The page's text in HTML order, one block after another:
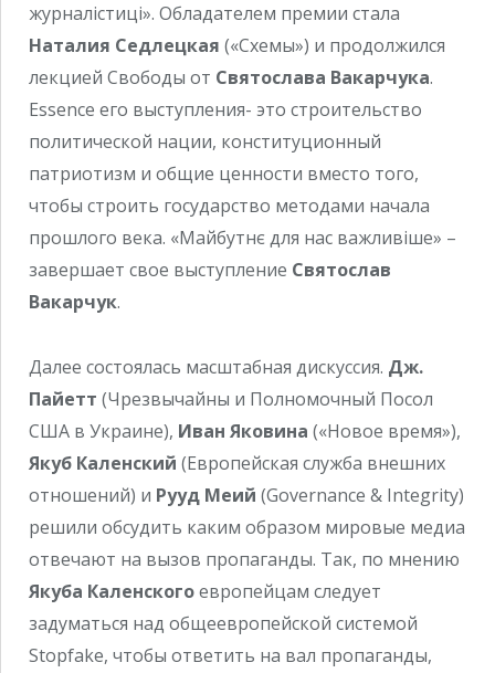
журналістиці». Обладателем премии стала
Наталия Седлецкая («Схемы») и продолжился
лекцией Свободы от Святослава Вакарчука.
Essence его выступления- это строительство
политической нации, конституционный
патриотизм и общие ценности вместо того,
чтобы строить государство методами начала
прошлого века. «Майбутнє для нас важливіше» –
завершает свое выступление Святослав
Вакарчук.
Далее состоялась масштабная дискуссия. Дж.
Пайетт (Чрезвычайны и Полномочный Посол
США в Украине), Иван Яковина («Новое время»),
Якуб Каленский (Европейская служба внешних
отношений) и Рууд Меий (Governance & Integrity)
решили обсудить каким образом мировые медиа
отвечают на вызов пропаганды. Так, по мнению
Якуба Каленскогоевропейцам следует
задуматься над общеевропейской системой
Stopfake, чтобы ответить на вал пропаганды,